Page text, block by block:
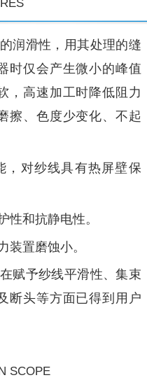
润滑性，用其处理的缝
时仅会产生微小的峰值
，高速加工时降低阻力
擦、色度少变化、不起
，对纱线具有热屏壁保
性和抗静电性。
装置磨蚀小。
赋予纱线平滑性、集束
断头等方面已得到用户
SCOPE